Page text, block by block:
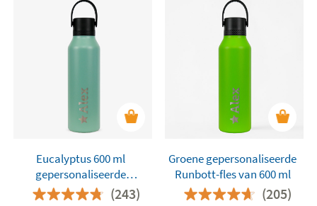
Eucalyptus 600 ml
gepersonaliseerde
Runbott-fles(243)
Groene gepersonaliseerde
Runbott-fles van 600 ml
(205)